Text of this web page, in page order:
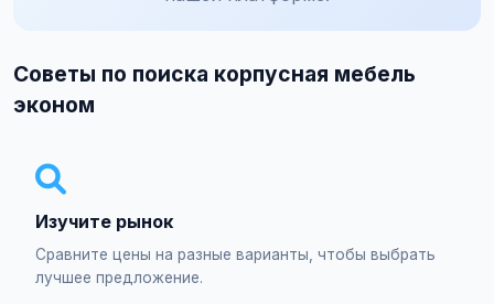
Советы по поиска корпусная мебель
эконом
Изучите рынок
Сравните цены на разные варианты, чтобы выбрать
лучшее предложение.